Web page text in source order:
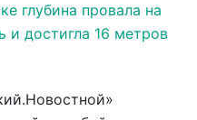
глубина провала на
и достигла 16 метров